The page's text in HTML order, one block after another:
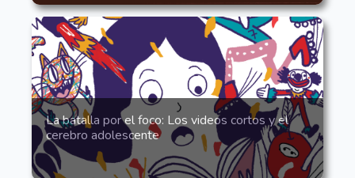
La batalla por el foco: Los videos cortos y el
cerebro adolescente